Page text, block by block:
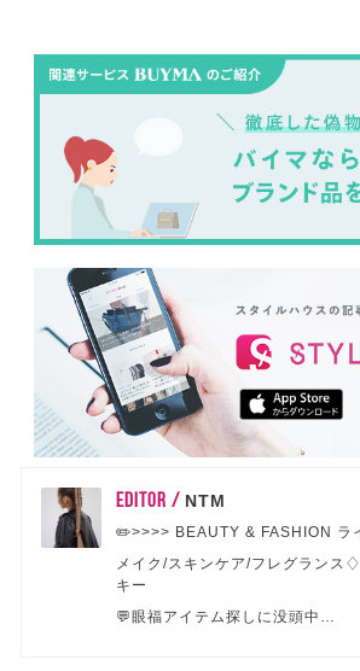
EDITOR / NTM
✏️>>>> BEAUTY & FASHION ラ
メイク/スキンケア/フレグランス
キー
💬眼福アイテム探しに没頭中…